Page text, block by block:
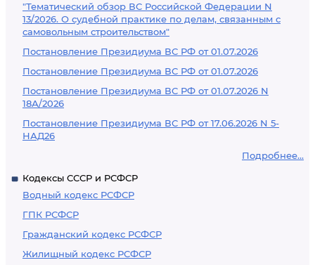
"Тематический обзор ВС Российской Федерации N
13/2026. О судебной практике по делам, связанным с
самовольным строительством"
Постановление Президиума ВС РФ от 01.07.2026
Постановление Президиума ВС РФ от 01.07.2026
Постановление Президиума ВС РФ от 01.07.2026 N
18А/2026
Постановление Президиума ВС РФ от 17.06.2026 N 5-
НАД26
Подробнее...
Кодексы СССР и РСФСР
Водный кодекс РСФСР
ГПК РСФСР
Гражданский кодекс РСФСР
Жилищный кодекс РСФСР